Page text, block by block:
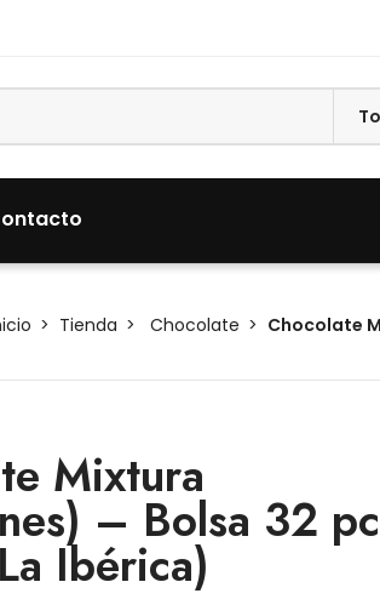
Tienda Chocolate Chocolate
Mixtura
– Bolsa 32
Ibérica)